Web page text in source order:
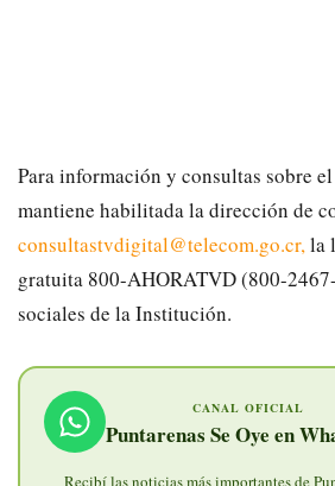
Para información y consultas sobre
mantiene habilitada la dirección de
consultastvdigital@telecom.go.cr,la
gratuita 800-AHORATVD (800-
sociales de la Institución.
CANAL OFICIAL
Puntarenas Se Oye en